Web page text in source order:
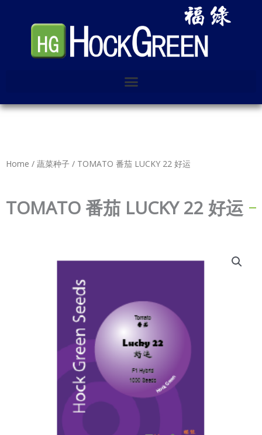
Home / 蔬菜种子 / TOMATO 番茄 LUCKY 22 好运
TOMATO 番茄 LUCKY 22 好运